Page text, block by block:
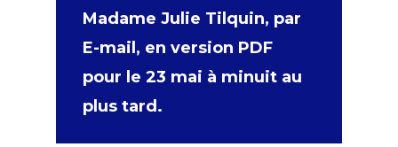
Madame Julie Tilquin, par
E-mail, en version PDF
pour le 23 mai à minuit au
plus tard.